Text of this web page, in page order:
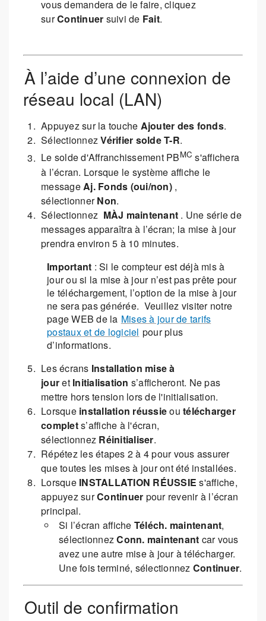
vous demandera de le faire, cliquez
surContinuer suivi de Fait.
À l’aide d’une connexion de
réseau local (LAN)
Appuyez sur la touche Ajouter des fonds.
SélectionnezVérifier solde T-R.
Le solde d'Affranchissement PBMC s'affichera
à l’écran. Lorsque le système affiche le
messageAj. Fonds (oui/non),
sélectionnerNon.
Sélectionnez MÀJ maintenant . Une série de
messages apparaîtra à l’écran; la mise à jour
prendra environ 5 à 10 minutes.
Important : Si le compteur est déjà mis à
jour ou si la mise à jour n’est pas prête pour
le téléchargement, l’option de la mise à jour
ne sera pas générée. Veuillez visiter notre
page WEB de la Mises à jour de tarifs
postaux et de logiciel pour plus
d’informations.
Les écrans Installation mise à
jouret Initialisation s’afficheront. Ne pas
mettre hors tension lors de l'initialisation.
Lorsque installation réussieou télécharger
complets’affiche à l'écran,
sélectionnez Réinitialiser.
Répétez les étapes 2 à 4 pour vous assurer
que toutes les mises à jour ont été installées.
Lorsque INSTALLATION RÉUSSIE s'affiche,
appuyez surContinuer pour revenir à l’écran
principal.
Si l’écran affiche Téléch. maintenant,
sélectionnezConn. maintenant car vous
avez une autre mise à jour à télécharger.
Une fois terminé, sélectionnez Continuer.
Outil de confirmation